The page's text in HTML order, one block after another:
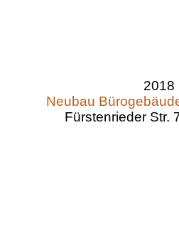
2018
Neubau
Fürstenrieder Str.